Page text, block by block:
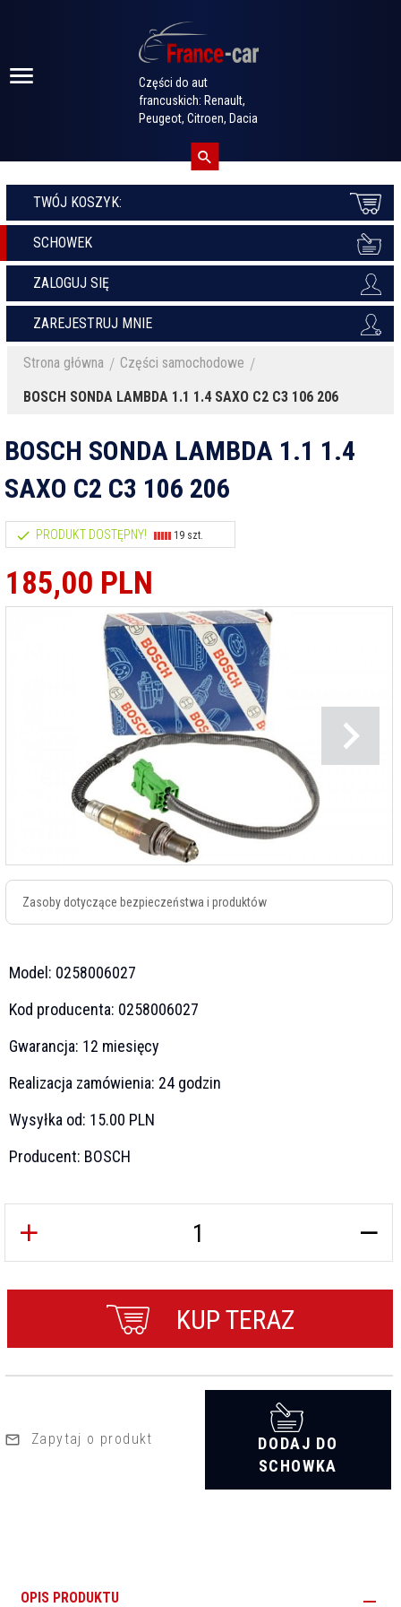
Części do aut
francuskich: Renault,
Peugeot, Citroen, Dacia
TWÓJ KOSZYK:
SCHOWEK
ZALOGUJ SIĘ
ZAREJESTRUJ MNIE
Strona główna
Części samochodowe
BOSCH SONDA LAMBDA 1.1 1.4 SAXO C2 C3 106 206
BOSCH SONDA LAMBDA 1.1 1.4
SAXO C2 C3 106 206
PRODUKT DOSTĘPNY! 19 szt.
185,00 PLN
Zasoby dotyczące bezpieczeństwa i produktów
Model: 0258006027
Kod producenta: 0258006027
Gwarancja: 12 miesięcy
Realizacja zamówienia: 24 godzin
Wysyłka od: 15.00 PLN
Producent: BOSCH
KUP TERAZ
Zapytaj o produkt
DODAJ DO
SCHOWKA
OPIS PRODUKTU